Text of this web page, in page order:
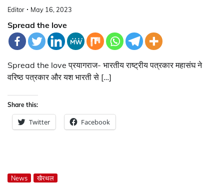
Editor May 16, 2023
Spread the love
Spread the love प्रयागराज- भारतीय राष्ट्रीय पत्रकार महासंघ ने
वरिष्ठ पत्रकार और यश भारती से […]
Share this:
Twitter Facebook
News खैरथल